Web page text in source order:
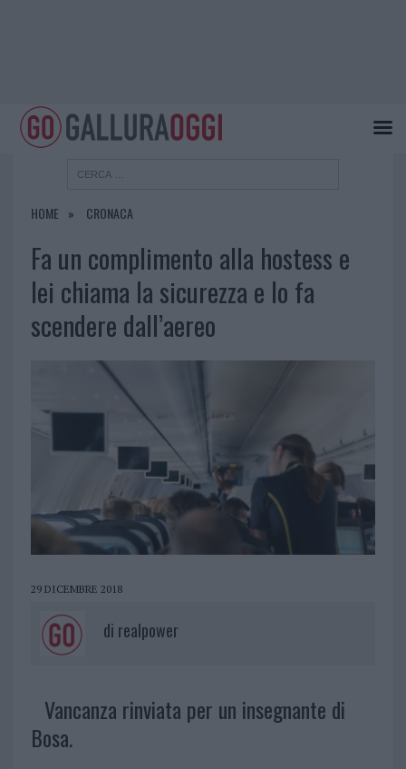
HOME CRONACA
Fa un complimento alla hostess e
lei chiama la sicurezza e lo fa
scendere dall’aereo
29 DICEMBRE 2018
di realpower
Vancanza rinviata per un insegnante di
Bosa.